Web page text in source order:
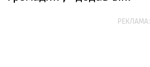
РЕКЛАМА: